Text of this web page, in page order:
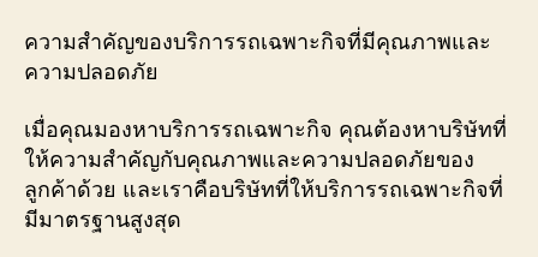
ความสำคัญของบริการรถเฉพาะกิจที่มีคุณภาพและ
ความปลอดภัย
เมื่อคุณมองหาบริการรถเฉพาะกิจ คุณต้องหาบริษัทที่
ให้ความสำคัญกับคุณภาพและความปลอดภัยของ
ลูกค้าด้วย และเราคือบริษัทที่ให้บริการรถเฉพาะกิจที่
มีมาตรฐานสูงสุด